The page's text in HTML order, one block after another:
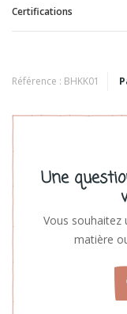
Certifications
Référence : BHKK01
Une
Vous souhaitez
matière